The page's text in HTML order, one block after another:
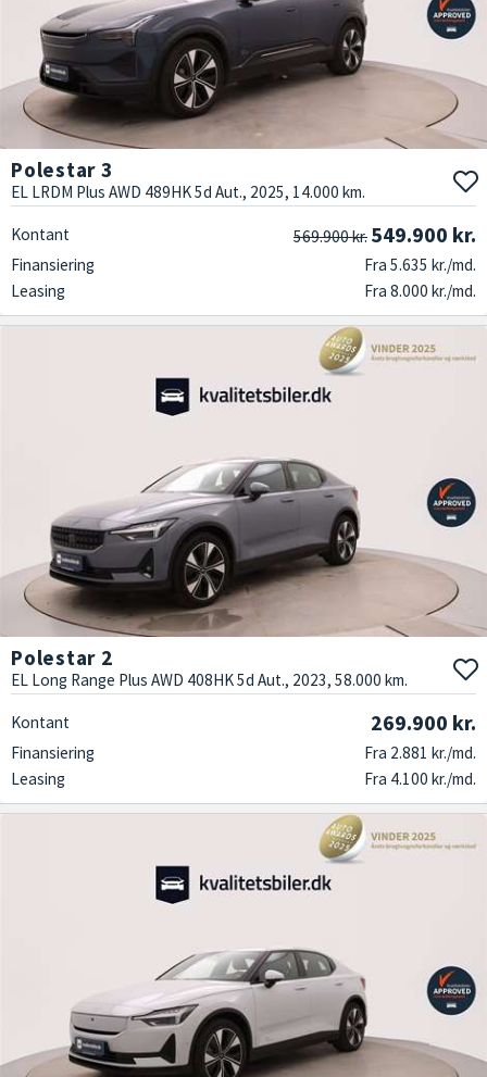
Polestar 3
EL LRDM Plus AWD 489HK 5d Aut., 2025, 14.000 km.
Kontant 569.900 kr. 549.900 kr.
Finansiering
Fra 5.635 kr./md.
Leasing
Fra 8.000 kr./md.
Polestar 2
EL Long Range Plus AWD 408HK 5d Aut., 2023, 58.000 km.
Kontant 269.900 kr.
Finansiering
Fra 2.881 kr./md.
Leasing
Fra 4.100 kr./md.